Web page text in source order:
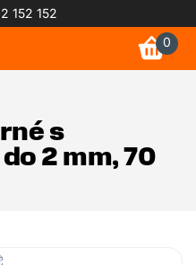
152 152
0
s
2 mm, 70